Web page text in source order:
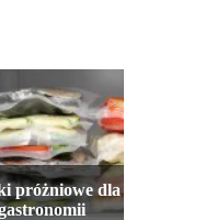
próżniowe dla